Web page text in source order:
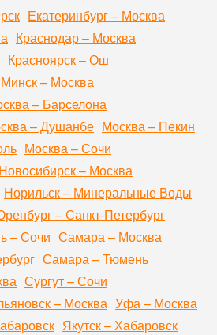
Екатеринбург – Москва
Краснодар – Москва
Красноярск – Ош
Минск – Москва
– Барселона
– Душанбе Москва – Пекин
Москва – Сочи
Новосибирск – Москва
Норильск – Минеральные Воды
– Санкт-Петербург
– Сочи Самара – Москва
Самара – Тюмень
Сургут – Сочи
– Москва Уфа – Москва
Якутск – Хабаровск